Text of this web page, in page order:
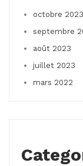
octobre 2023
septembre
août 2023
juillet 2023
mars 2022